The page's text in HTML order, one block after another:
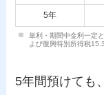
5年
単利・期間中金利一定
よび復興特別所得税
5年間預けても